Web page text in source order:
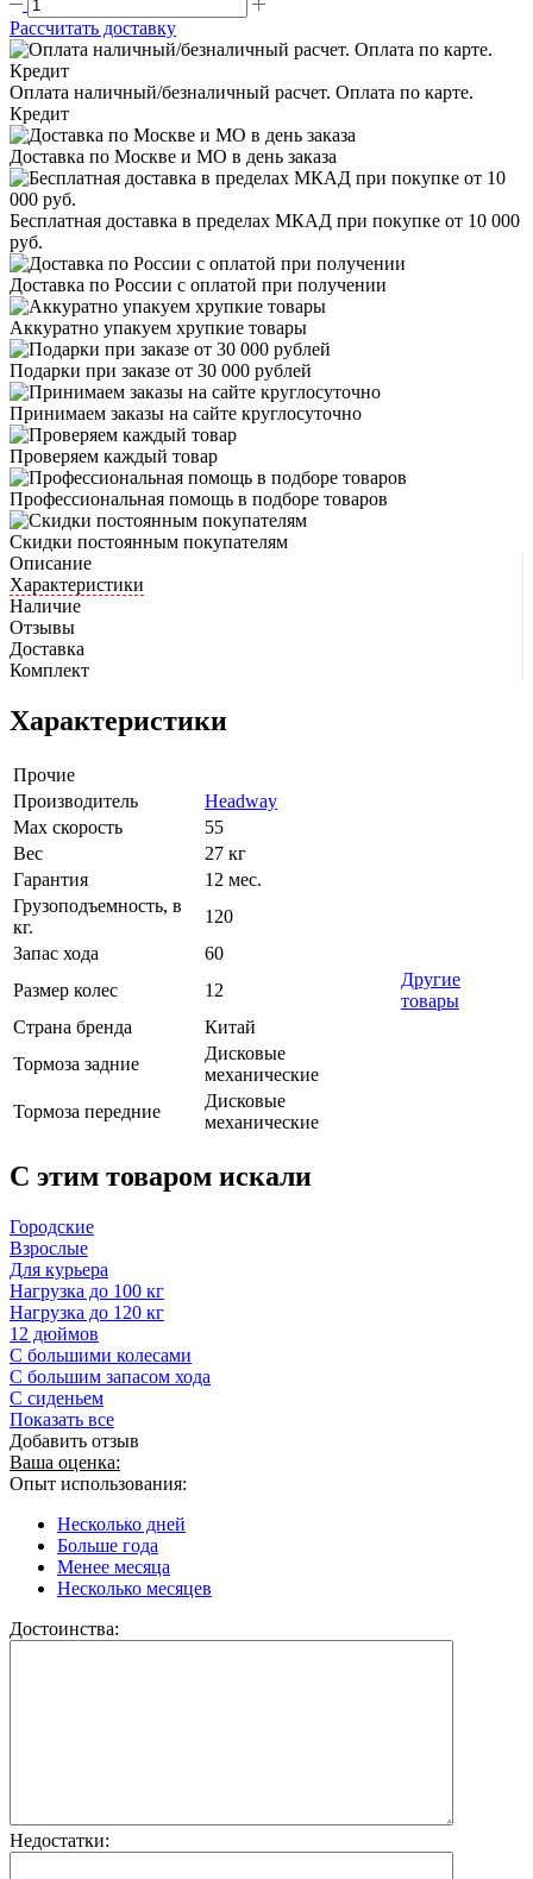
Рассчитать доставку
Оплата наличный/безналичный расчет. Оплата по карте.
Кредит
Доставка по Москве и МО в день заказа
Бесплатная доставка в пределах МКАД при покупке от 10 000
руб.
Доставка по России с оплатой при получении
Аккуратно упакуем хрупкие товары
Подарки при заказе от 30 000 рублей
Принимаем заказы на сайте круглосуточно
Проверяем каждый товар
Профессиональная помощь в подборе товаров
Скидки постоянным покупателям
Описание
Характеристики
Наличие
Отзывы
Доставка
Комплект
Характеристики
Прочие
Производитель
Headway
Max скорость
55
Вес
27 кг
Гарантия
12 мес.
Грузоподъемность, в
кг.
120
Запас хода
60
Размер колес
12
Другие
товары
Страна бренда
Китай
Тормоза задние
Дисковые
механические
Тормоза передние
Дисковые
механические
C этим товаром искали
Городские
Взрослые
Для курьера
Нагрузка до 100 кг
Нагрузка до 120 кг
12 дюймов
С большими колесами
С большим запасом хода
С сиденьем
Показать все
Добавить отзыв
Ваша оценка:
Опыт использования:
Несколько дней
Больше года
Менее месяца
Несколько месяцев
Достоинства:
Недостатки: